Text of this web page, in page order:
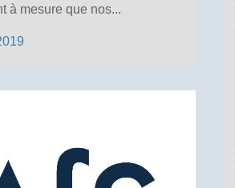
à mesure que nos...